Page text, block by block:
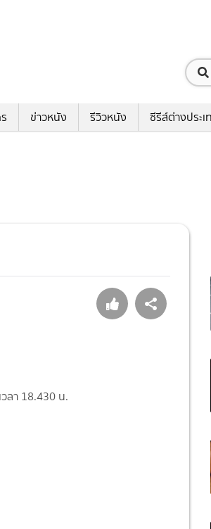
ข่าวหนัง รีวิวหนัง ซีรีส์ต่างประเ
ลา 18.430 น.